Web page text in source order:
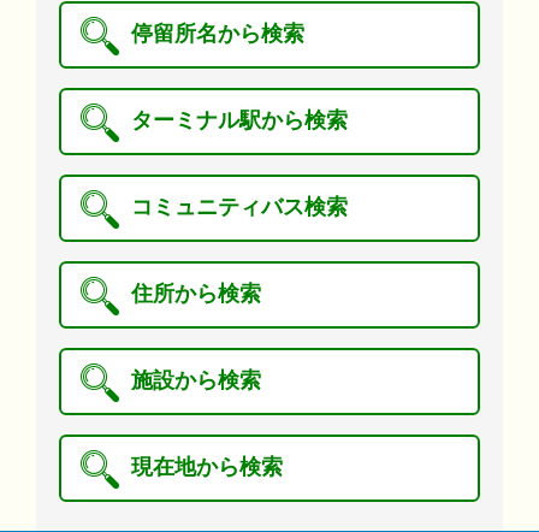
停留所名から検索
ターミナル駅から検索
コミュニティバス検索
住所から検索
施設から検索
現在地から検索